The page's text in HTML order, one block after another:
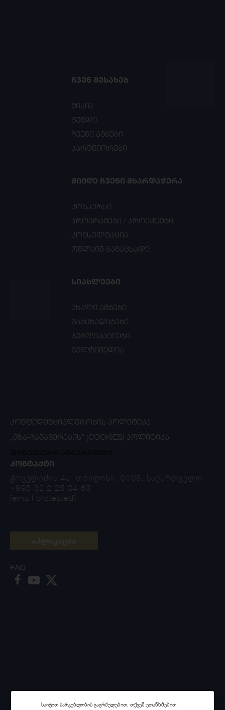
ᲩᲕᲔᲜ ᲨᲔᲡᲐᲮᲔᲑ
მისია
გუნდი
ჩვენი ამბები
პარტნიორები
ᲛᲘᲘᲦᲔ ᲩᲕᲔᲜᲘ ᲛᲮᲐᲠᲓᲐᲭᲔᲠᲐ
კონკურსი
პროგრამები / პროექტები
კონსულტაცია
ონლაინ განაცხადი
ᲡᲘᲐᲮᲚᲔᲔᲑᲘ
ახალი ამბები
განცხადებები
პუბლიკაციები
მულტიმედია
ᲙᲝᲜᲤᲘᲓᲔᲜᲪᲘᲐᲚᲣᲠᲝᲑᲘᲡ ᲞᲝᲚᲘᲢᲘᲙᲐ
„ᲛᲖᲐ-ᲩᲐᲜᲐᲬᲔᲠᲔᲑᲘᲡ“ (COOKIES) ᲞᲝᲚᲘᲢᲘᲙᲐ
ᲙᲝᲜᲢᲐᲥᲢᲘ
ჭოველიძის 4ა, თბილისი, 0108, საქართველო
+995 32 2 25 04 63
[email protected]
FAQ
საიტით სარგებლობის გაგრძელებით, თქვენ ეთანხმებით